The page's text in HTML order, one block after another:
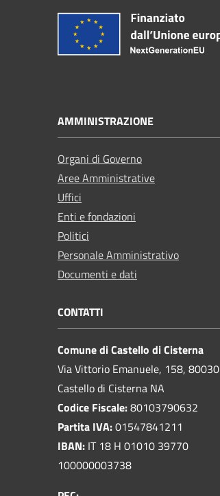
AMMINISTRAZIONE
Organi di Governo
Aree Amministrative
Uffici
Enti e fondazioni
Politici
Personale Amministrativo
Documenti e dati
CONTATTI
Comune di Castello di Cisterna
Via Vittorio Emanuele, 158, 80030
Castello di Cisterna NA
Codice Fiscale:80103790632
Partita IVA:01547841211
IBAN: IT 18 H 01010 39770
100000003738